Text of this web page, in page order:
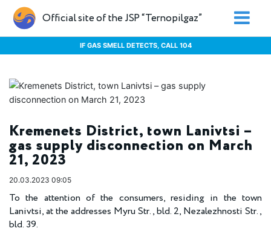
Official site of the JSP “Ternopilgaz”
IF GAS SMELL DETECTS, CALL 104
Kremenets District, town Lanivtsi –
gas supply disconnection on March
21, 2023
20.03.2023 09:05
To the attention of the consumers, residing in the town
Lanivtsi, at the addresses Myru Str., bld. 2, Nezalezhnosti Str.,
bld. 39.